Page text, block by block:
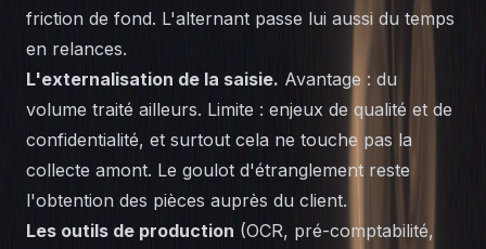
friction de fond. L'alternant passe lui aussi du temps
en relances.
L'externalisation de la saisie. Avantage : du
volume traité ailleurs. Limite : enjeux de qualité et de
confidentialité, et surtout cela ne touche pas la
collecte amont. Le goulot d'étranglement reste
l'obtention des pièces auprès du client.
Les outils de production (OCR, pré-comptabilité,